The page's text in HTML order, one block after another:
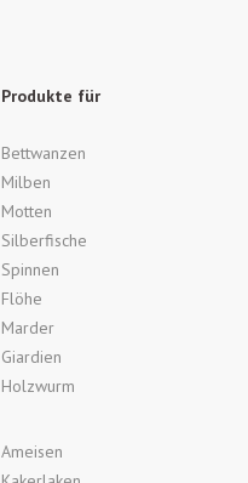
Produkte für
Bettwanzen
Milben
Motten
Silberfische
Spinnen
Flöhe
Marder
Giardien
Holzwurm
Ameisen